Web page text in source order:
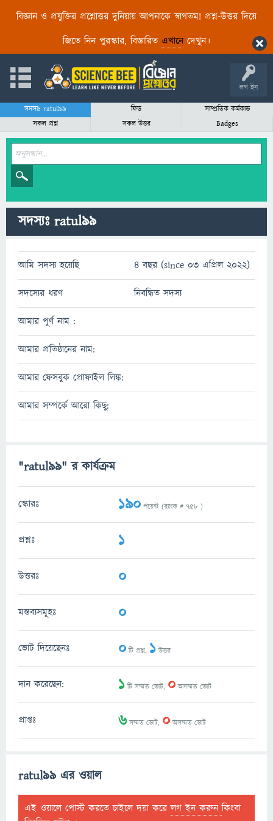
বিজ্ঞান ও প্রযুক্তির প্রশ্নোত্তর দুনিয়ায় আপনাকে স্বাগতম! প্রশ্ন-উত্তর দিয়ে
জিতে নিন পুরস্কার, বিস্তারিত এখানেদেখুন।
লগ ইন
সদস্যঃ ratul99 ফিড
সাম্প্রতিক কর্মকান্ড
সকল প্রশ্ন
সকল উত্তর Badges
সদস্যঃ ratul99
আমি সদস্য হয়েছি 4 বছর (since 03 এপ্রিল 2022)
সদস্যের ধরণ নিবন্ধিত সদস্য
আমার পূর্ণ নাম :
আমার প্রতিষ্ঠানের নাম:
আমার ফেসবুক প্রোফাইল লিঙ্ক:
আমার সম্পর্কে আরো কিছু:
"ratul99" র কার্যক্রম
স্কোরঃ 190 পয়েন্ট (র‌্যাংক # 758 )
প্রশ্নঃ 1
উত্তরঃ 0
মন্তব্যসমূহঃ 0
ভোট দিয়েছেনঃ 0টি প্রশ্ন, 1উত্তর
দান করেছেন: 1টি সম্মত ভোট, 0অসম্মত ভোট
প্রাপ্তঃ 6সম্মত ভোট, 0অসম্মত ভোট
ratul99 এর ওয়াল
এই ওয়ালে পোস্ট করতে চাইলে দয়া করেলগ ইন করুনকিংবা